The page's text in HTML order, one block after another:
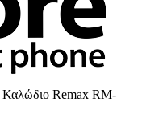
Καλώδιο Remax RM-